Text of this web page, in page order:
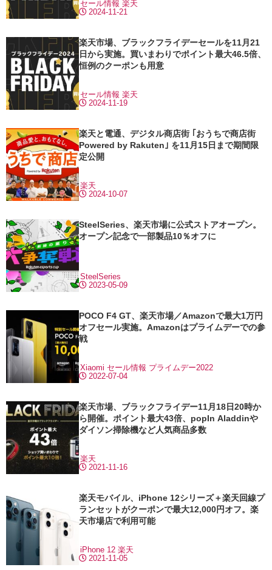
2024-11-21
セール情報 楽天
楽天市場、ブラックフライデーセールを11月21
日から実施。買いまわりでポイント最大46.5倍、
恒例のクーポンも用意
2024-11-19
セール情報 楽天
楽天と電通、デジタル商店街 ｢おうちで商店街
Powered by Rakuten｣ を11月15日まで期間限
定公開
2024-10-07
楽天
SteelSeries、楽天市場に公式ストアオープン。
オープン記念で一部製品10％オフに
2023-05-09
SteelSeries
POCO F4 GT、楽天市場／Amazonで最大1万円
オフセール実施。Amazonはプライムデーでの参
戦
2022-07-04
Xiaomi セール情報 プライムデー2022
楽天市場、ブラックフライデー11月18日20時か
ら開催。ポイント最大43倍、popIn Aladdinや
ダイソン掃除機など人気商品多数
2021-11-16
楽天
楽天モバイル、iPhone 12シリーズ＋楽天回線プ
ランセットがクーポンで最大12,000円オフ。楽
天市場店で利用可能
2021-11-05
iPhone 12 楽天